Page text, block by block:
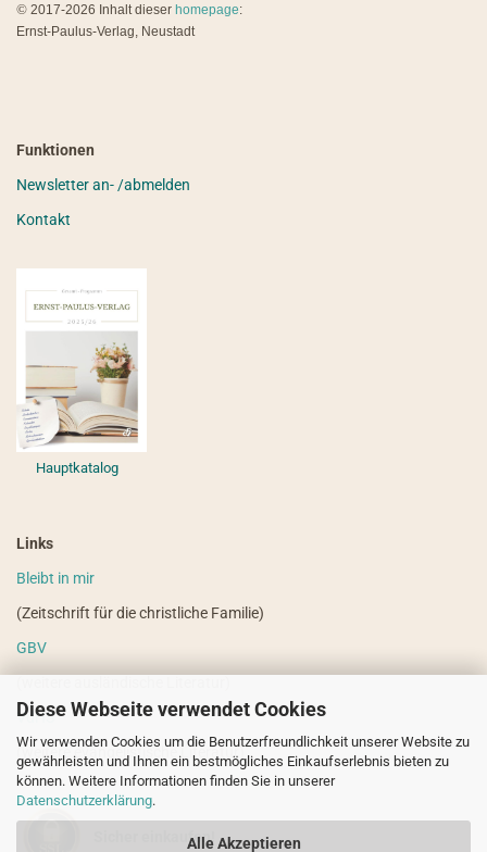
Diese Webseite verwendet Cookies
Wir verwenden Cookies um die Benutzerfreundlichkeit unserer Website zu
gewährleisten und Ihnen ein bestmögliches Einkaufserlebnis bieten zu
können. Weitere Informationen finden Sie in unserer
Datenschutzerklärung.
Alle Akzeptieren
© 2017-2026 Inhalt dieser homepage:
Ernst-Paulus-Verlag, Neustadt
Funktionen
Newsletter an- /abmelden
Kontakt
Hauptkatalog
Links
Bleibt in mir
(Zeitschrift für die christliche Familie)
GBV
VdHS
(weitere evangelistische Literatur)
Sicher einkaufen!